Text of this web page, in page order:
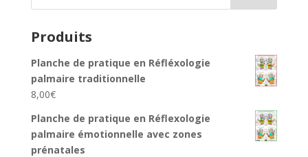
Produits
Planche de pratique en Réfléxologie
palmaire traditionnelle
8,00€
Planche de pratique en Réflexologie
palmaire émotionnelle avec zones
prénatales